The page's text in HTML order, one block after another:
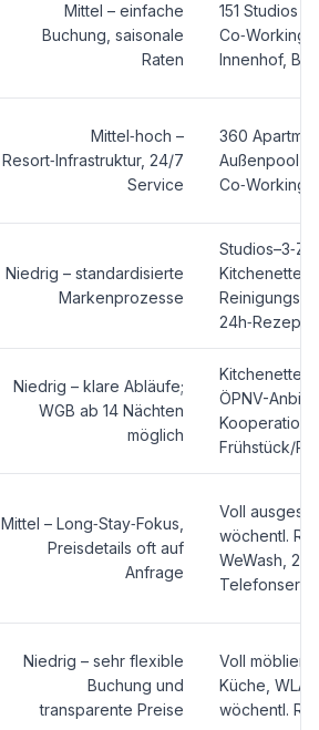
Mittel – einfache
Buchung, saisonale
Raten
151 Studios
Co‑Working,
Innenhof,
Mittel‑hoch –
Resort‑Infrastruktur, 24/7
Service
360
Außenpool,
Co‑Working,
Niedrig – standardisierte
Markenprozesse
Kitchenette,
Reinigungs-/
Niedrig – klare Abläufe;
WGB ab 14 Nächten
möglich
Kitchenette,
ÖPNV-
Kooperation
Frühstück/
Mittel – Long‑Stay‑Fokus,
Preisdetails oft auf
Anfrage
Voll
wöchentl.
WeWash,
Niedrig – sehr flexible
Buchung und
transparente Preise
Voll
Küche,
wöchentl.